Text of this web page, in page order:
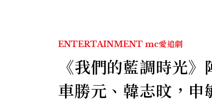
ENTERTAINMENT mc愛追劇
《我們的藍調時光
車勝元、韓志旼，